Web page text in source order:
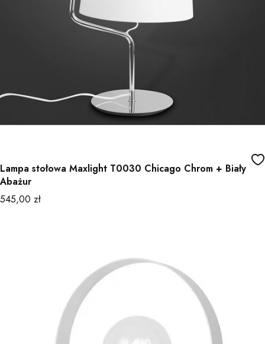
Lampa stołowa Maxlight T0030 Chicago Chrom + Biały
Abażur
Cena
545,00 zł